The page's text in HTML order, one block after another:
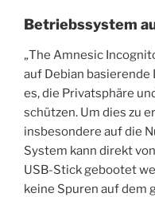
Betriebssystem
„The Amnesic
auf Debian
es, die Privatsphäre
schützen. Um dies zu
insbesondere auf die
System kann direkt
USB-Stick gebootet
keine Spuren auf dem